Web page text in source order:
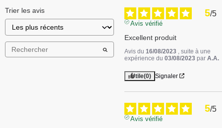
Trier les avis 5/5
Avis vérifié
Excellent produit
Avis du 16/08/2023 , suite à une
expérience du 03/08/2023 par A.A.
Utile(0) Signaler
5/5
Avis vérifié